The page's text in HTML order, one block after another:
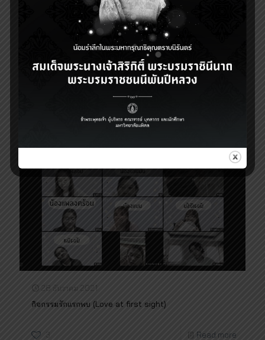
6 มกราคม 2022
ประชุมวิชาการ 2565 หัวข้อ “Pre-aging management: a
golden time to screen and delay deterioration”
28 ธันวาคม 2021
กิจกรรมรักแรกพบ (Love at first sight)
3 Read more